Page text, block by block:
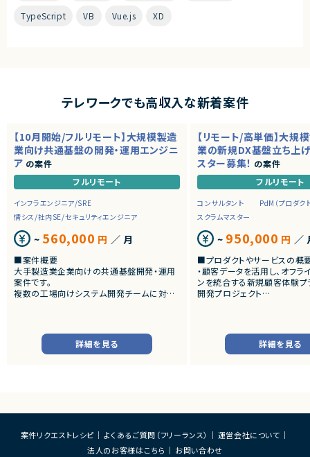
TypeScript VB Vue.js XD
テレワークでも高収入な新着案件
【10月開始/フルリモート】大規模製造
業向け共通基盤の開発・運用エンジニ
ア の案件
フルリモート
インフラエンジニア/SRE
情シス/社内SE/セキュリティエンジニア
~ 560,000 円 ／ 月
■案件概要
大手製造業企業向けの共通基盤開発・運用
案件です。
複数の工場向けシステム開発チームに対し、
■業務内容
運用・改善
・SREの観点からの信頼性向上施策の企画・
詳細を見る
【リモート/高単価】大規
業の新規DX基盤立ち上
スター募集！ の案件
フルリモート
コンサルタント
PdM（プロダク
スクラムマスター
~ 950,000 円 ／
■プロダクトやサービスの概
・顧客データを活用し、オフラ
ンを統合する新規顧客体験プ
開発プロジェクト
スクラムイベントの最適化・
支援
クログ管理支援
・非エンジニアPOへの技術
詳細を見る
案件リクエストレシピ よくあるご質問（フリーランス）
運営会社について
法人のお客様はこちら
お問い合わせ